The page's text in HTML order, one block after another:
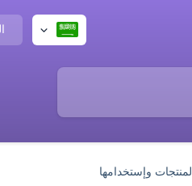
وإستخدامها